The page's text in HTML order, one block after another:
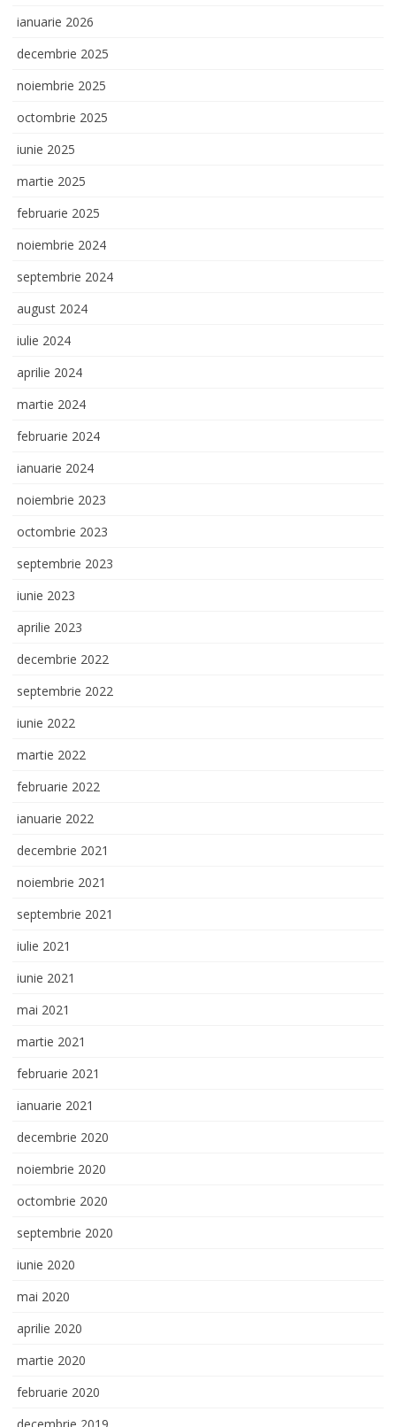
ianuarie 2026
decembrie 2025
noiembrie 2025
octombrie 2025
iunie 2025
martie 2025
februarie 2025
noiembrie 2024
septembrie 2024
august 2024
iulie 2024
aprilie 2024
martie 2024
februarie 2024
ianuarie 2024
noiembrie 2023
octombrie 2023
septembrie 2023
iunie 2023
aprilie 2023
decembrie 2022
septembrie 2022
iunie 2022
martie 2022
februarie 2022
ianuarie 2022
decembrie 2021
noiembrie 2021
septembrie 2021
iulie 2021
iunie 2021
mai 2021
martie 2021
februarie 2021
ianuarie 2021
decembrie 2020
noiembrie 2020
octombrie 2020
septembrie 2020
iunie 2020
mai 2020
aprilie 2020
martie 2020
februarie 2020